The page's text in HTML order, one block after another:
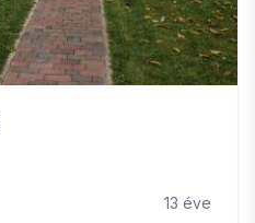
13 éve